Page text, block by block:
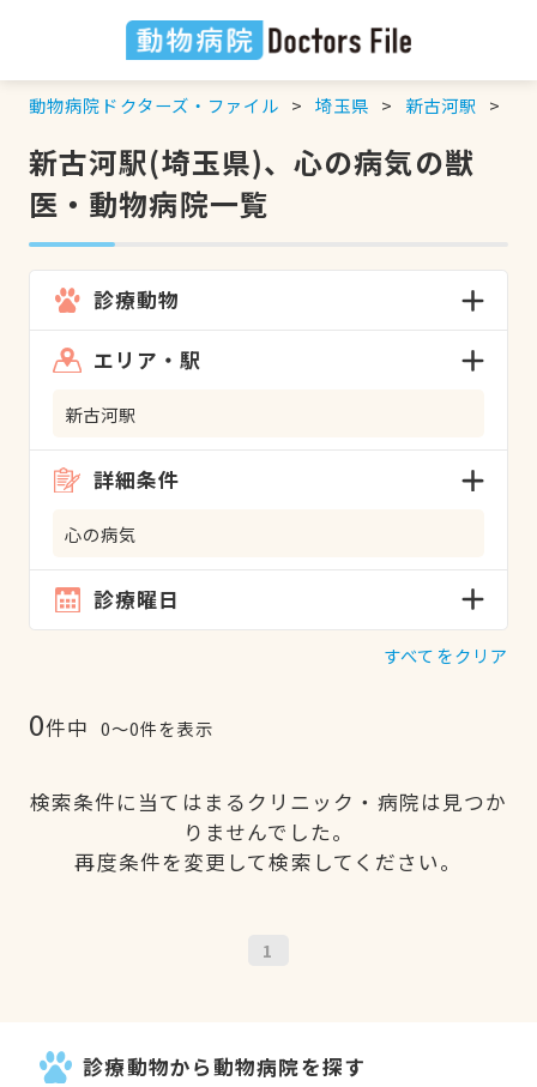
動物病院ドクターズ・ファイル 埼玉県 新古河駅
新古河駅(埼玉県)、心の病気の獣
医・動物病院一覧
診療動物
エリア・駅
新古河駅
詳細条件
心の病気
診療曜日
すべてをクリア
0件中 0〜0件を表示
検索条件に当てはまるクリニック・病院は見つか
りませんでした。
再度条件を変更して検索してください。
1
診療動物から動物病院を探す